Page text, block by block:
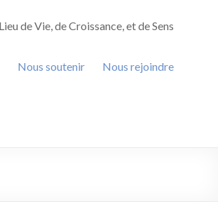
Lieu de Vie, de Croissance, et de Sens
Nous soutenir Nous rejoindre